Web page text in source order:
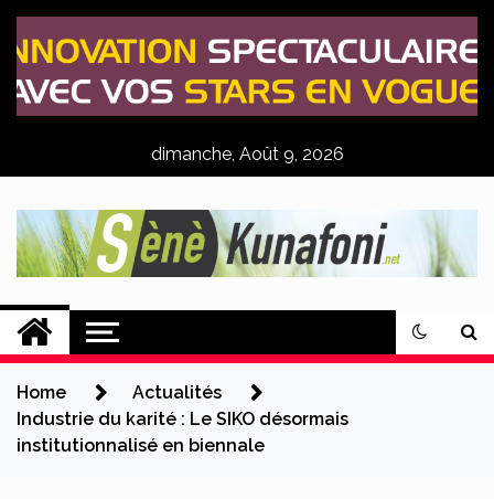
Skip
content
dimanche, Août 9, 2026
Sènè Kunafoni
Actualités Agricoles
Home
Actualités
Industrie du karité : Le SIKO désormais
institutionnalisé en biennale